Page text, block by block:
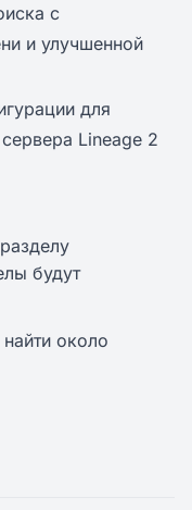
с
и улучшенной
для
Lineage 2
будут
около